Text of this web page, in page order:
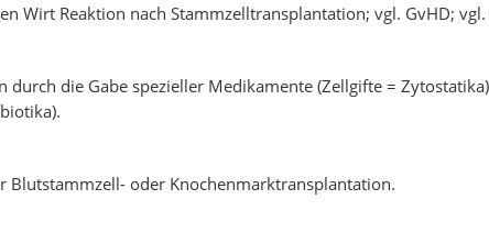
Wirt Reaktion nach Stammzelltransplantation; vgl. GvHD;
die Gabe spezieller Medikamente (Zellgifte =
Blutstammzell- oder Knochenmarktransplantation.